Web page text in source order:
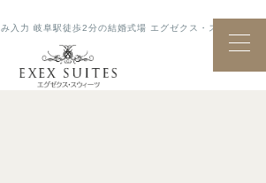
入力 岐阜駅徒歩2分の結婚式場 エグゼクス・スウィーツ